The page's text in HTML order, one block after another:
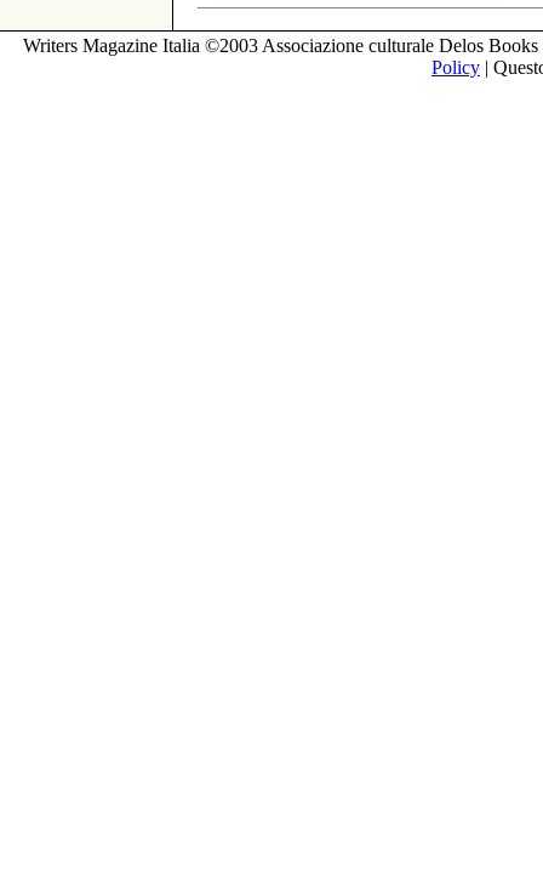
Writers Magazine Italia ©2003 Associazione culturale Delos
Policy |